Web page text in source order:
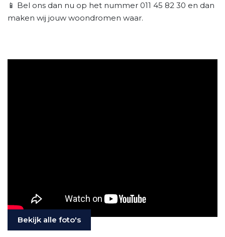
📱 Bel ons dan nu op het nummer 011 45 82 30 en dan
maken wij jouw woondromen waar.
Bekijk alle foto's